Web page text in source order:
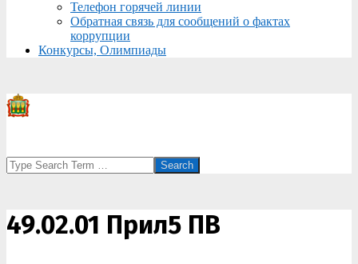
Телефон горячей линии
Обратная связь для сообщений о фактах
коррупции
Конкурсы, Олимпиады
Search
49.02.01 Прил5 ПВ